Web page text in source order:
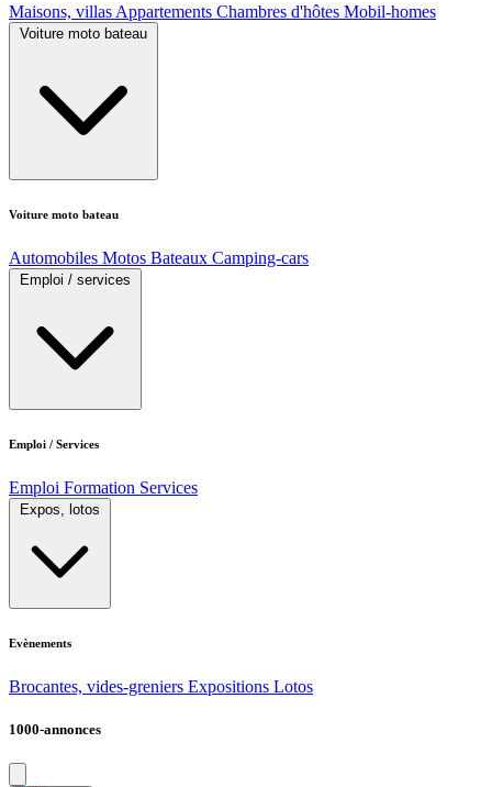
Maisons, villas Appartements Chambres d'hôtes Mobil-homes
Voiture moto bateau
Voiture moto bateau
Automobiles Motos Bateaux Camping-cars
Emploi / services
Emploi / Services
Emploi Formation Services
Expos, lotos
Evènements
Brocantes, vides-greniers Expositions Lotos
1000-annonces